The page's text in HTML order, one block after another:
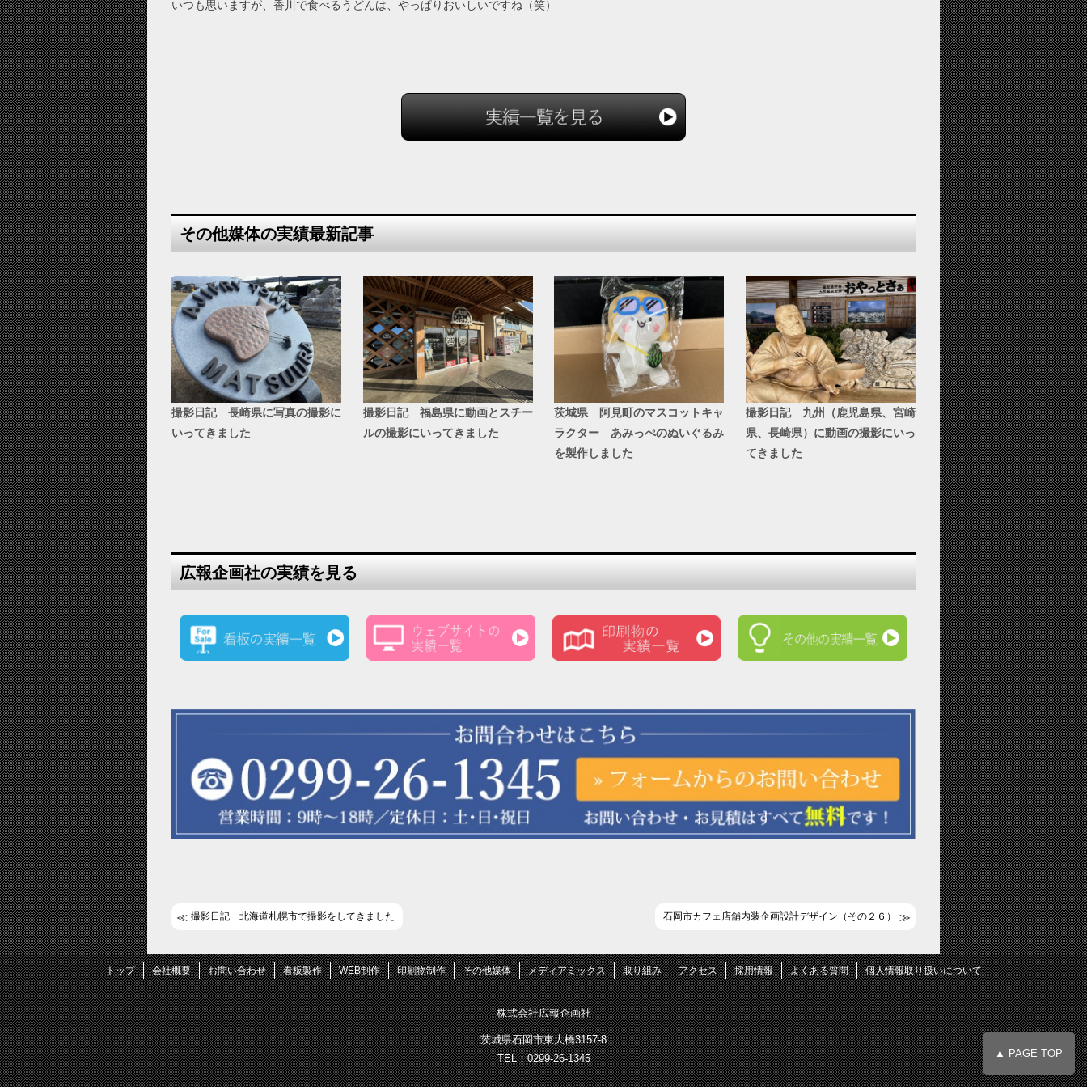
いつも思いますが、香川で食べるうどんは、やっぱりおいしいですね（笑）
その他媒体の実績最新記事
撮影日記 長崎県に写真の撮影に
いってきました
撮影日記 福島県に動画とスチー
ルの撮影にいってきました
茨城県 阿見町のマスコットキャ
ラクター あみっぺのぬいぐるみ
を製作しました
撮影日記 九州（鹿児島県、宮崎
県、長崎県）に動画の撮影にいっ
てきました
広報企画社の実績を見る
撮影日記 北海道札幌市で撮影をしてきました 石岡市カフェ店舗内装企画設計デザイン（その２６）
▲ PAGE TOP
トップ 会社概要 お問い合わせ 看板製作 WEB制作 印刷物制作 その他媒体 メディアミックス 取り組み アクセス 採用情報 よくある質問 個人情報取り扱いについて
株式会社広報企画社
茨城県石岡市東大橋3157-8
TEL：0299-26-1345